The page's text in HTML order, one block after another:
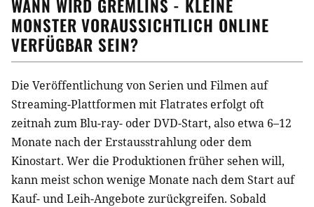
WANN WIRD GREMLINS - KLEINE
MONSTER VORAUSSICHTLICH ONLINE
VERFÜGBAR SEIN?
Die Veröffentlichung von Serien und Filmen auf
Streaming-Plattformen mit Flatrates erfolgt oft
zeitnah zum Blu-ray- oder DVD-Start, also etwa 6–12
Monate nach der Erstausstrahlung oder dem
Kinostart. Wer die Produktionen früher sehen will,
kann meist schon wenige Monate nach dem Start auf
Kauf- und Leih-Angebote zurückgreifen. Sobald